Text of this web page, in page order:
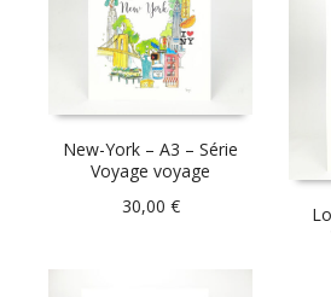
New-York – A3 – Série
Voyage voyage
30,00 €